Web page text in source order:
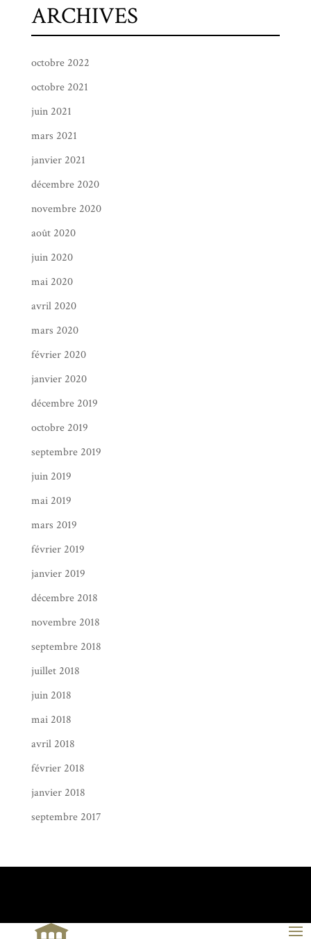
ARCHIVES
octobre 2022
octobre 2021
juin 2021
mars 2021
janvier 2021
décembre 2020
novembre 2020
août 2020
juin 2020
mai 2020
avril 2020
mars 2020
février 2020
janvier 2020
décembre 2019
octobre 2019
septembre 2019
juin 2019
mai 2019
mars 2019
février 2019
janvier 2019
décembre 2018
novembre 2018
septembre 2018
juillet 2018
juin 2018
mai 2018
avril 2018
février 2018
janvier 2018
septembre 2017